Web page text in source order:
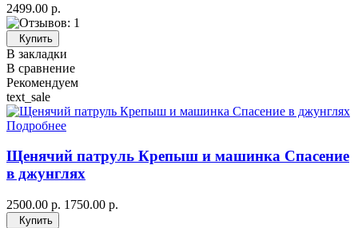
2499.00 р.
Купить
В закладки
В сравнение
Рекомендуем
text_sale
Подробнее
Щенячий патруль Крепыш и машинка Спасение
в джунглях
2500.00 р. 1750.00 р.
Купить